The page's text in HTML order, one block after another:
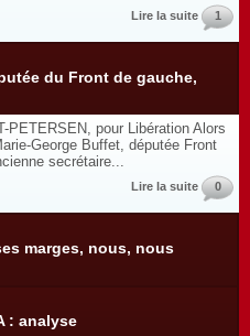
Lire la suite 1
du Front de gauche,
PETERSEN, pour Libération Alors
George Buffet, députée Front
secrétaire...
Lire la suite 0
marges, nous, nous
: analyse